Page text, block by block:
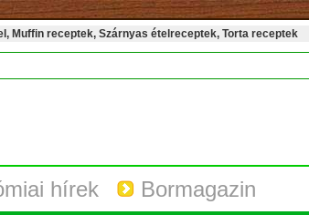
Muffin receptek, Szárnyas ételreceptek, Torta receptek
hírek Bormagazin